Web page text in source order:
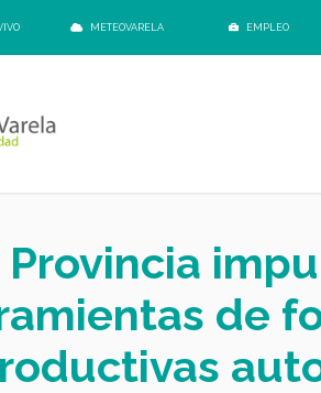
METEOVARELA EMPLEO
de